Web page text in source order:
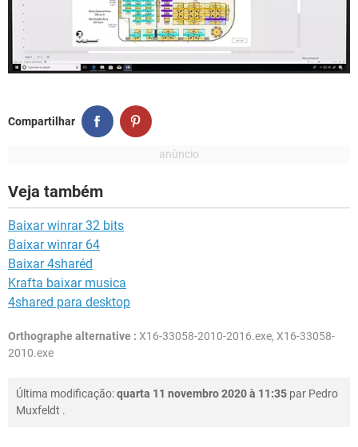
Compartilhar
Veja também
Baixar winrar 32 bits
Baixar winrar 64
Baixar 4sharéd
Krafta baixar musica
4shared para desktop
Orthographe alternative : X16-33058-2010-2016.exe, X16-33058-
2010.exe
Última modificação:quarta 11 novembro 2020 à 11:35 par Pedro
Muxfeldt .